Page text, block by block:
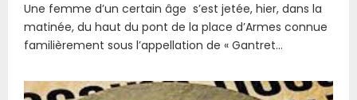
Une femme d’un certain âge s’est jetée, hier, dans la
matinée, du haut du pont de la place d’Armes connue
familièrement sous l’appellation de « Gantret...